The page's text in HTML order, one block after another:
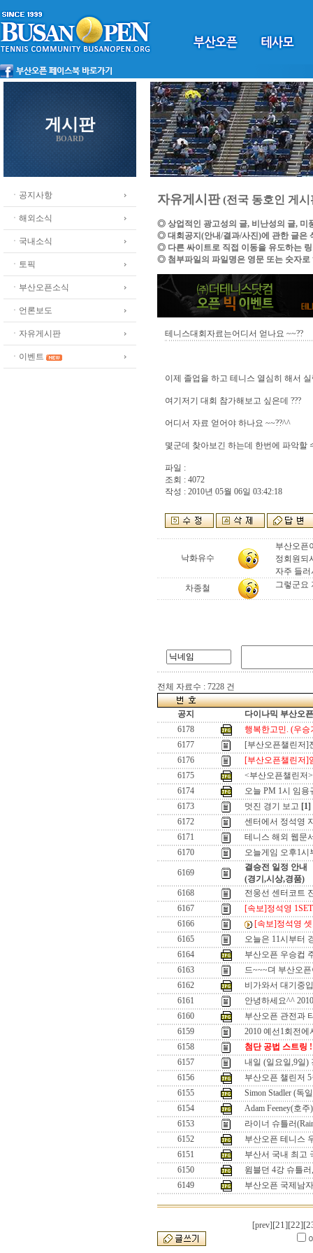
게시판
BOARD
ㆍ공지사항
ㆍ해외소식
ㆍ국내소식
ㆍ토픽
ㆍ부산오픈소식
ㆍ언론보도
ㆍ자유게시판
ㆍ이벤트
자유게시판(전국 동호인 게시
◎ 상업적인 광고성의 글, 비난성의 글, 미
◎ 대회공지(안내/결과/사진)에 관한 글은
◎ 다른 싸이트로 직접 이동을 유도하는
◎ 첨부파일의 파일명은 영문 또는 숫자로
테니스대회자료는어디서 얻나요 ~~??
이제 졸업을 하고 테니스 열심히 해서
여기저기 대회 참가해보고 싶은데 ???
어디서 자료 얻어야 하나요 ~~??^^
몇군데 찾아보긴 하는데 한번에 파악할
파일 :
조회 : 4072
작성 : 2010년 05월 06일 03:42:18
낙화유수
부산오픈
정회원되
자주 들
차종철
그렇군요
전체 자료수 : 7228 건
공지
다이나믹 부산오
6178
행복한고민. (우승
6177
[부산오픈챌린저]
6176
[부산오픈챌린저]
6175
<부산오픈챌린저
6174
오늘 PM 1시 임용
6173
멋진 경기 보고 [1]
6172
센터에서 정석영
6171
테니스 해외 웹문
6170
오늘게임 오후1시
6169
결승전 일정 안내
(경기,시상,경품)
6168
전웅선 센터코트
6167
[속보]정석영
6166
[속보]정석영
6165
오늘은 11시부터
6164
부산오픈 우승컵
6163
드~~~뎌 부산오
6162
비가와서 대기중
6161
안녕하세요^^
6160
부산오픈 관전과
6159
2010 예선1회전에
6158
첨단 공법 스트링 !
6157
내일 (일요일,9일)
6156
부산오픈 챌린저
6155
Simon Stadler (독
6154
Adam Feeney(호주)
6153
라이너 슈틀러
6152
부산오픈 테니스
6151
부산서 국내 최고
6150
윔블던 4강 슈틀
6149
부산오픈 국제남
[prev] [21][22]